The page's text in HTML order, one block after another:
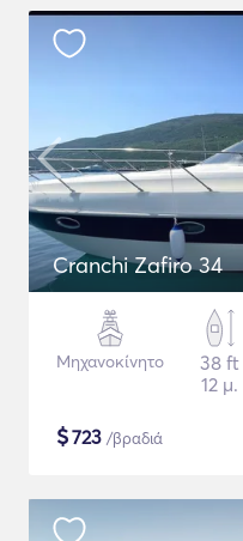
Cranchi Zafiro 34
Μηχανοκίνητο
38 ft
12 μ.
$723 /βραδιά